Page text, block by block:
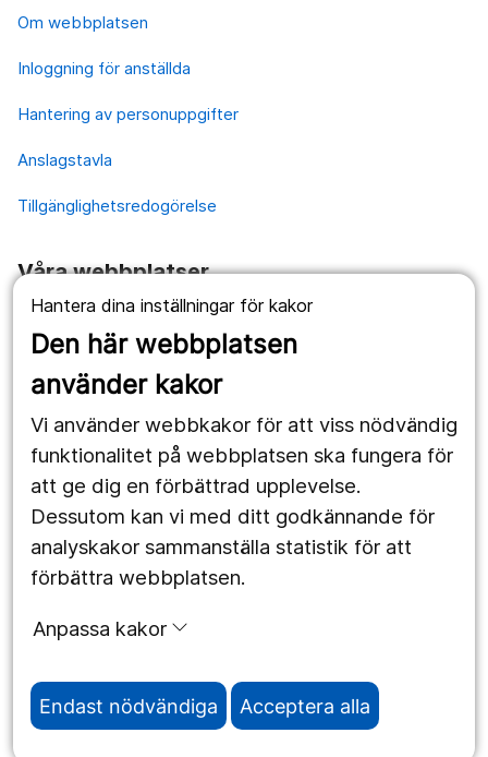
Hantera dina inställningar för kakor
Den här webbplatsen
använder kakor
Vi använder webbkakor för att viss nödvändig
funktionalitet på webbplatsen ska fungera för
att ge dig en förbättrad upplevelse.
Dessutom kan vi med ditt godkännande för
analyskakor sammanställa statistik för att
förbättra webbplatsen.
Anpassa kakor
Endast nödvändiga Acceptera alla
Om webbplatsen
Inloggning för anställda
Hantering av personuppgifter
Anslagstavla
Tillgänglighetsredogörelse
Våra webbplatser
1177.se
Länstrafiken
Utveckling
Följ oss
Facebook